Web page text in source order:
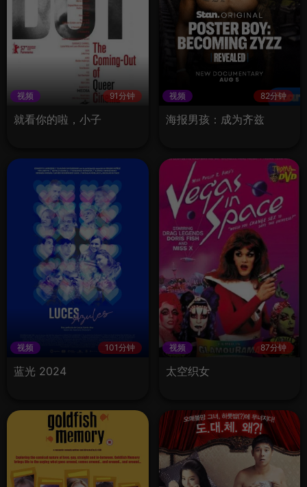
视频 91分钟
就看你的啦，小子
视频 82分钟
海报男孩：成为齐兹
视频 101分钟
蓝光 2024
视频 87分钟
太空织女